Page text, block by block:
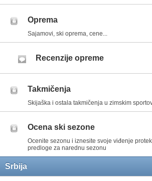
Oprema
Sajamovi, ski oprema, cene...
Recenzije opreme
Takmičenja
Skijaška i ostala takmičenja u zimskim
Ocena ski sezone
Ocenite sezonu i iznesite svoje viđenje
predloge za narednu sezonu
Srbija